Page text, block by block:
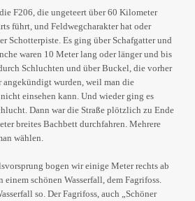
F206, die ungeteert über 60 Kilometer
führt, und Feldwegcharakter hat oder
Schotterpiste. Es ging über Schafgatter und
waren 10 Meter lang oder länger und bis
Schluchten und über Buckel, die vorher
angekündigt wurden, weil man die
einsehen kann. Und wieder ging es
Dann war die Straße plötzlich zu Ende
breites Bachbett durchfahren. Mehrere
wählen.
bogen wir einige Meter rechts ab
schönen Wasserfall, dem Fagrifoss.
so. Der Fagrifoss, auch „Schöner